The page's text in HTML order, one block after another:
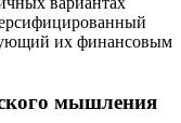
их финансовым
мышления